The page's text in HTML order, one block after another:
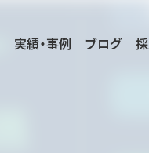
実績・事例 ブログ